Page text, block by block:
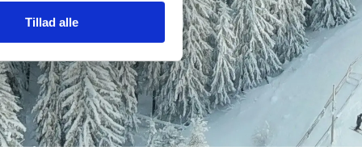
Tillad alle